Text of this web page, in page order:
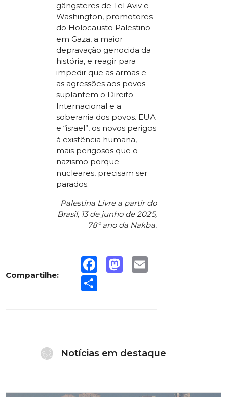
gângsteres de Tel Aviv e
Washington, promotores
do Holocausto Palestino
em Gaza, a maior
depravação genocida da
história, e reagir para
impedir que as armas e
as agressões aos povos
suplantem o Direito
Internacional e a
soberania dos povos. EUA
e “israel”, os novos perigos
à existência humana,
mais perigosos que o
nazismo porque
nucleares, precisam ser
parados.
Palestina Livre a partir do
Brasil, 13 de junho de 2025,
78° ano da Nakba.
Compartilhe:
Facebook
Mastodon
Notícias em destaque